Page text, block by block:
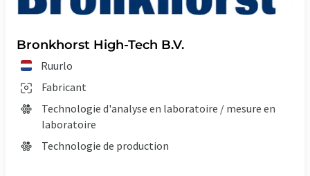
Bronkhorst High-Tech B.V.
Ruurlo
Fabricant
Technologie d'analyse en laboratoire / mesure en
laboratoire
Technologie de production